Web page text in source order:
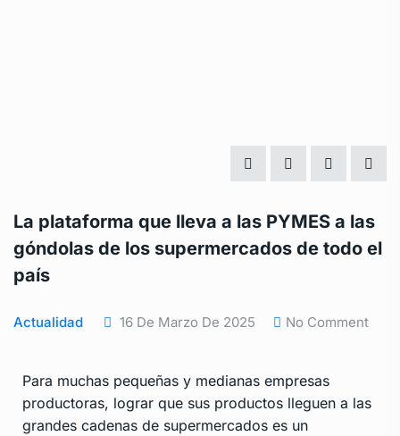
La plataforma que lleva a las PYMES a las
góndolas de los supermercados de todo el
país
Actualidad 16 De Marzo De 2025 No Comment
Para muchas pequeñas y medianas empresas
productoras, lograr que sus productos lleguen a las
grandes cadenas de supermercados es un